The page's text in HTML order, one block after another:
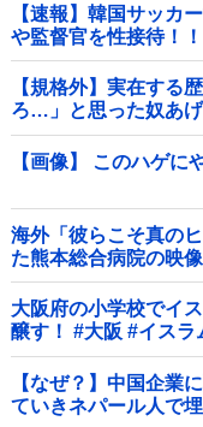
【速報】韓国サッカ
や監督官を性接待！！
【規格外】実在する
ろ…」と思った奴あ
【画像】 このハゲ
海外「彼らこそ真の
た熊本総合病院の映
大阪府の小学校でイ
醸す！ #大阪
【なぜ？】中国企業
ていきネパール人で